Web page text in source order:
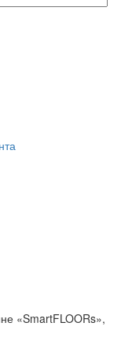
«SmartFLOORs»,